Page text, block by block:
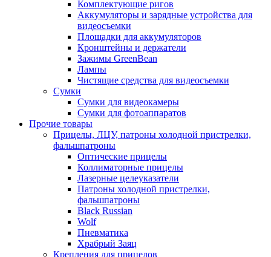
Комплектующие ригов
Аккумуляторы и зарядные устройства для
видеосъемки
Площадки для аккумуляторов
Кронштейны и держатели
Зажимы GreenBean
Лампы
Чистящие средства для видеосъемки
Сумки
Сумки для видеокамеры
Сумки для фотоаппаратов
Прочие товары
Прицелы, ЛЦУ, патроны холодной пристрелки,
фальшпатроны
Оптические прицелы
Коллиматорные прицелы
Лазерные целеуказатели
Патроны холодной пристрелки,
фальшпатроны
Black Russian
Wolf
Пневматика
Храбрый Заяц
Крепления для прицелов